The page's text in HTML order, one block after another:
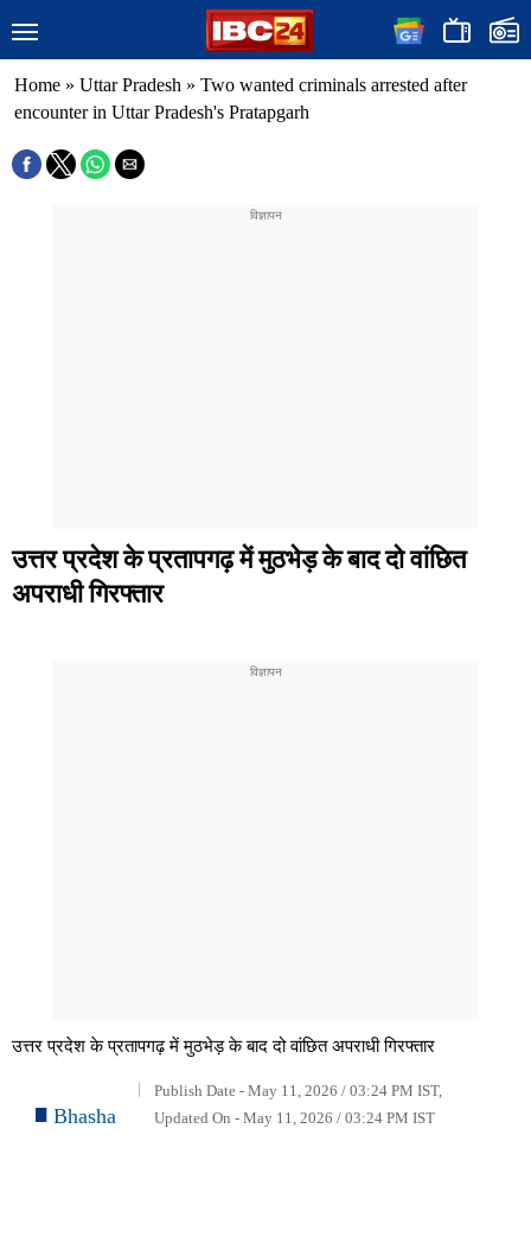
Home » Uttar Pradesh » Two wanted criminals arrested after
encounter in Uttar Pradesh's Pratapgarh
उत्तर प्रदेश के प्रतापगढ़ में मुठभेड़ के बाद दो वांछित
अपराधी गिरफ्तार
उत्तर प्रदेश के प्रतापगढ़ में मुठभेड़ के बाद दो वांछित अपराधी गिरफ्तार
Bhasha
Publish Date - May 11, 2026 / 03:24 PM IST,
Updated On - May 11, 2026 / 03:24 PM IST